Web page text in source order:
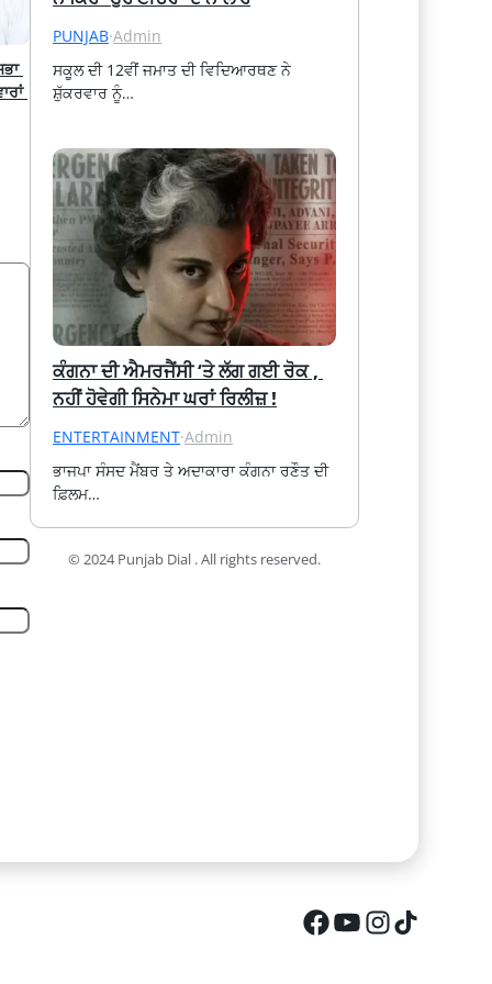
PUNJAB·Admin
ਸਕੂਲ ਦੀ 12ਵੀਂ ਜਮਾਤ ਦੀ ਵਿਦਿਆਰਥਣ ਨੇ
ਸ਼ੁੱਕਰਵਾਰ ਨੂੰ…
ਕੰਗਨਾ ਦੀ ਐਮਰਜੈਂਸੀ ‘ਤੇ ਲੱਗ ਗਈ ਰੋਕ ,
ਨਹੀਂ ਹੋਵੇਗੀ ਸਿਨੇਮਾ ਘਰਾਂ ਰਿਲੀਜ਼ !
ENTERTAINMENT·Admin
ਭਾਜਪਾ ਸੰਸਦ ਮੈਂਬਰ ਤੇ ਅਦਾਕਾਰਾ ਕੰਗਨਾ ਰਣੌਤ ਦੀ
ਫ਼ਿਲਮ…
© 2024 Punjab Dial . All rights reserved.